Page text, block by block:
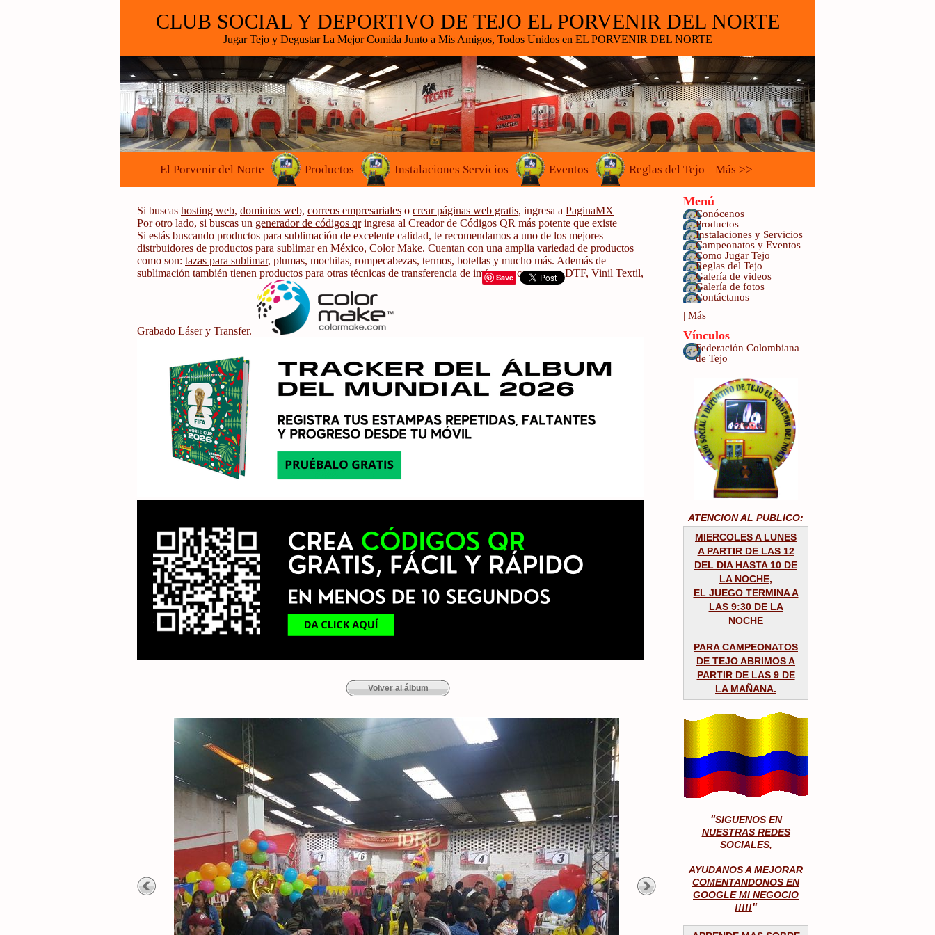
CLUB SOCIAL Y DEPORTIVO DE TEJO EL PORVENIR DEL NORTE
Jugar Tejo y Degustar La Mejor Comida Junto a Mis Amigos, Todos Unidos en EL PORVENIR DEL NORTE
El Porvenir del Norte Productos Instalaciones Servicios Eventos Reglas del Tejo Más >>
Si buscas hosting web, dominios web, correos empresariales o crear páginas web gratis, ingresa a PaginaMX
Por otro lado, si buscas un generador de códigos qringresa al Creador de Códigos QR más potente que existe
Si estás buscando productos para sublimación de excelente calidad, te recomendamos a uno de los mejores
distrbuidores de productos para sublimaren México, Color Make. Cuentan con una amplia variedad de productos
como son: tazas para sublimar, plumas, mochilas, rompecabezas, termos, botellas y mucho más. Además de
sublimación también tienen productos para otras técnicas de transferencia de imágenes como son: DTF, Vinil Textil,
Grabado Láser y Transfer.
Save
Volver al álbum
Menú
Conócenos
Productos
Instalaciones y Servicios
Campeonatos y Eventos
Como Jugar Tejo
Reglas del Tejo
Galería de videos
Galería de fotos
Contáctanos
| Más
Vínculos
Federación Colombiana
de Tejo
ATENCION AL PUBLICO:
MIERCOLES A LUNES
A PARTIR DE LAS 12
DEL DIA HASTA 10 DE
LA NOCHE,
EL JUEGO TERMINA A
LAS 9:30 DE LA
NOCHE
​PARA CAMPEONATOS
DE TEJO ABRIMOS A
PARTIR DE LAS 9 DE
LA MAÑANA.
SIGUENOS EN
NUESTRAS REDES
SOCIALES,
AYUDANOS A MEJORAR
COMENTANDONOS EN
GOOGLE MI NEGOCIO
!!!!!